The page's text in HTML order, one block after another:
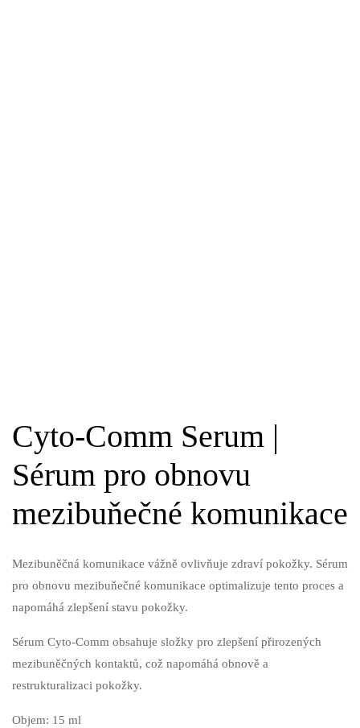
Cyto-Comm Serum |
Sérum pro obnovu
mezibuňečné komunikace
Mezibuněčná komunikace vážně ovlivňuje zdraví pokožky. Sérum
pro obnovu mezibuňečné komunikace optimalizuje tento proces a
napomáhá zlepšení stavu pokožky.
Sérum Cyto-Comm obsahuje složky pro zlepšení přirozených
mezibuněčných kontaktů, což napomáhá obnově a
restrukturalizaci pokožky.
Objem: 15 ml